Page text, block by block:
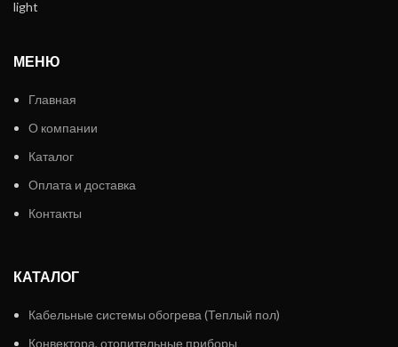
МЕНЮ
Главная
О компании
Каталог
Оплата и доставка
Контакты
КАТАЛОГ
Кабельные системы обогрева (Теплый пол)
Конвектора, отопительные приборы